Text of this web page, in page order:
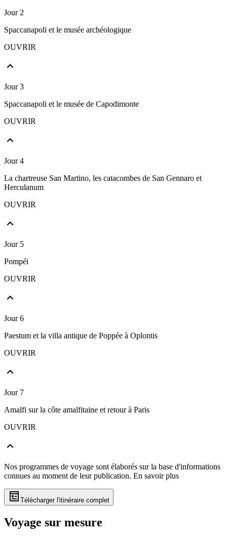
Jour 2
Spaccanapoli et le musée archéologique
OUVRIR
Jour 3
Spaccanapoli et le musée de Capodimonte
OUVRIR
Jour 4
La chartreuse San Martino, les catacombes de San Gennaro et
Herculanum
OUVRIR
Jour 5
Pompéi
OUVRIR
Jour 6
Paestum et la villa antique de Poppée à Oplontis
OUVRIR
Jour 7
Amalfi sur la côte amalfitaine et retour à Paris
OUVRIR
Nos programmes de voyage sont élaborés sur la base d'informations
connues au moment de leur publication. En savoir plus
Télécharger l'itinéraire complet
Voyage sur mesure